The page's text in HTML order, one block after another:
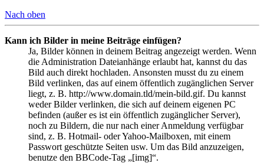
Nach oben
Kann ich Bilder in meine Beiträge einfügen?
Ja, Bilder können in deinem Beitrag angezeigt werden. Wenn
die Administration Dateianhänge erlaubt hat, kannst du das
Bild auch direkt hochladen. Ansonsten musst du zu einem
Bild verlinken, das auf einem öffentlich zugänglichen Server
liegt, z. B. http://www.domain.tld/mein-bild.gif. Du kannst
weder Bilder verlinken, die sich auf deinem eigenen PC
befinden (außer es ist ein öffentlich zugänglicher Server),
noch zu Bildern, die nur nach einer Anmeldung verfügbar
sind, z. B. Hotmail- oder Yahoo-Mailboxen, mit einem
Passwort geschützte Seiten usw. Um das Bild anzuzeigen,
benutze den BBCode-Tag „[img]“.